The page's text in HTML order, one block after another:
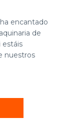
encantado
de
estáis
nuestros